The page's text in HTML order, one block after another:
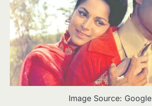
Image Source: Google